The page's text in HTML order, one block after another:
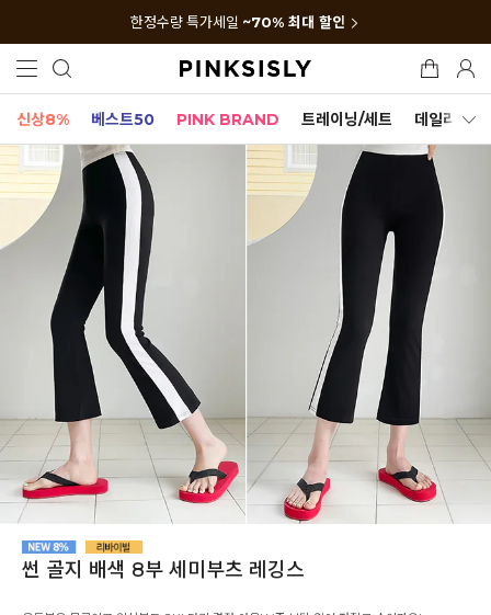
한정수량 특가세일 ~70% 최대 할인
신상8% 베스트50 PINK BRAND 트레이닝/세트 데일리세트
썬 골지 배색 8부 세미부츠 레깅스